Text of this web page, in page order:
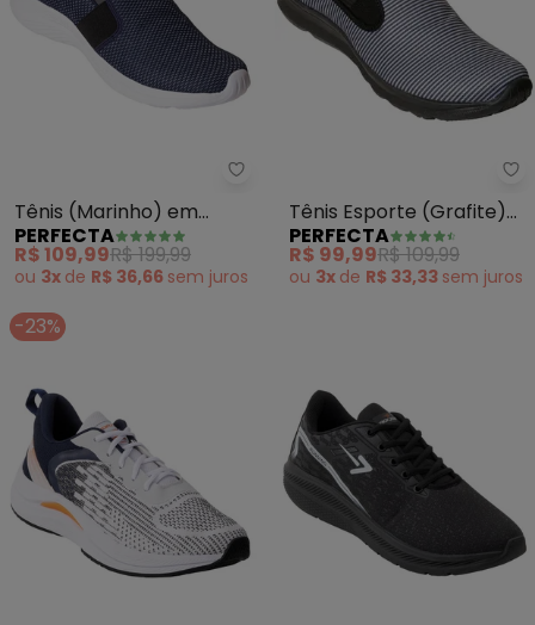
Perfecta - Tênis (Marinho) em
Tênis (Marinho) em
Tecido
PERFECTA
R$ 109,99R$ 199,99
ou 3x de R$ 36,66 sem juros
Tênis Esporte (Grafite)
com Elástico
PERFECTA
R$ 99,99R$ 109,99
ou 3x de R$ 33,33 sem juros
-23%